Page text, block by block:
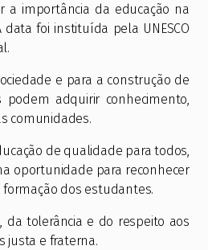
a importância da educação na
foi instituída pela UNESCO
e para a construção de
adquirir conhecimento,
comunidades.
de qualidade para todos,
oportunidade para reconhecer
dos estudantes.
tolerância e do respeito aos
justa e fraterna.